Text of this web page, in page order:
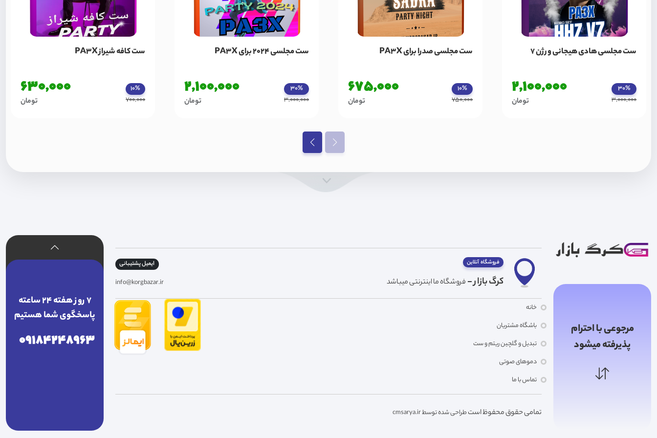
ست مجلسی هادی هیجانی ورژن 7
30%
3,000,000
2,100,000
تومان
ست مجلسی صدرا برای PA3X
10%
750,000
675,000
تومان
ست مجلسی 2024 برای PA3X
30%
3,000,000
2,100,000
تومان
ست کافه شیراز PA3X
10%
700,000
630,000
تومان
مرجوعی با احترام
پذیرفته میشود
فروشگاه آنلاین
کرگ بازار - فروشگاه ما اینترنتی میباشد
ایمیل پشتیبانی
info@korgbazar.ir
خانه
باشگاه مشتریان
تبدیل و گلچین ریتم و ست
دموهای صوتی
تماس با ما
تمامی حقوق محفوظ استطراحی شده توسط cmsarya.ir
7 روز هفته 24 ساعته
پاسخگوی شما هستیم
09184248963